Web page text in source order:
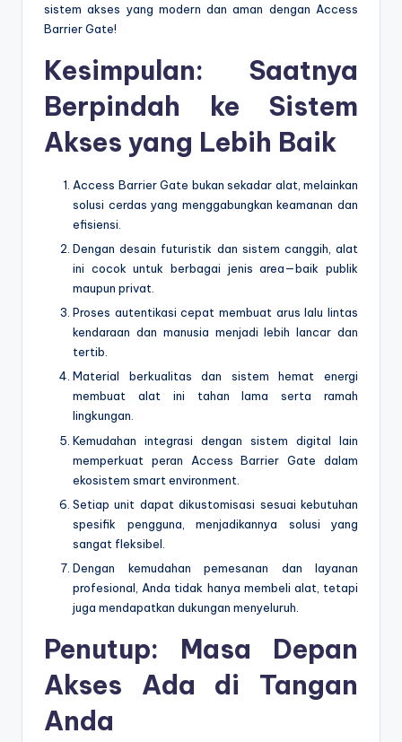
sistem akses yang modern dan aman dengan Access
Barrier Gate!
Kesimpulan: Saatnya
Berpindah ke Sistem
Akses yang Lebih Baik
Access Barrier Gate bukan sekadar alat, melainkan
solusi cerdas yang menggabungkan keamanan dan
efisiensi.
Dengan desain futuristik dan sistem canggih, alat
ini cocok untuk berbagai jenis area—baik publik
maupun privat.
Proses autentikasi cepat membuat arus lalu lintas
kendaraan dan manusia menjadi lebih lancar dan
tertib.
Material berkualitas dan sistem hemat energi
membuat alat ini tahan lama serta ramah
lingkungan.
Kemudahan integrasi dengan sistem digital lain
memperkuat peran Access Barrier Gate dalam
ekosistem smart environment.
Setiap unit dapat dikustomisasi sesuai kebutuhan
spesifik pengguna, menjadikannya solusi yang
sangat fleksibel.
Dengan kemudahan pemesanan dan layanan
profesional, Anda tidak hanya membeli alat, tetapi
juga mendapatkan dukungan menyeluruh.
Penutup: Masa Depan
Akses Ada di Tangan
Anda